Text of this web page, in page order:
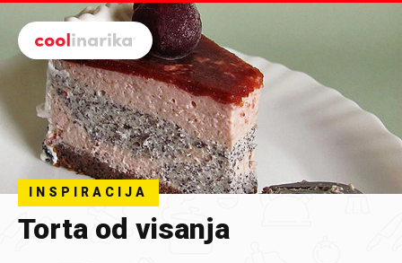
Preskoči na glavni sadržaj
INSPIRACIJA
Torta od visanja